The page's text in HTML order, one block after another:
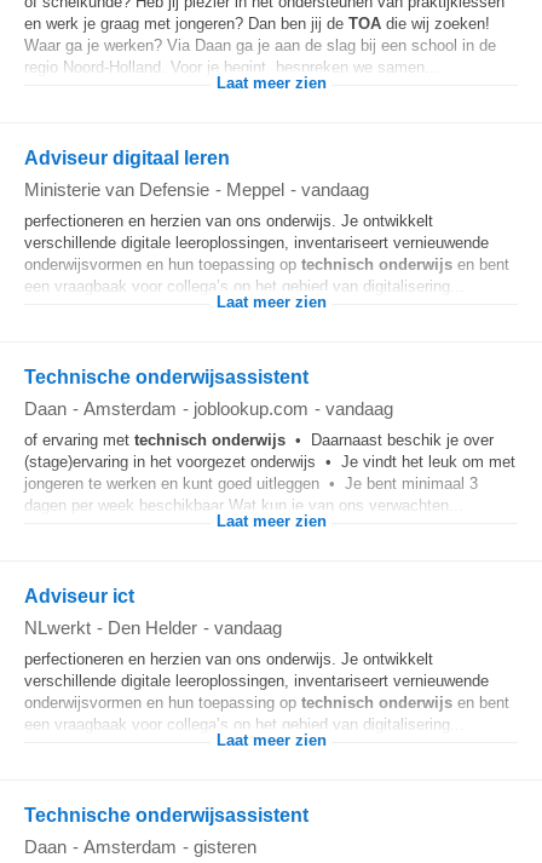
en werk je graag met jongeren? Dan ben jij de TOA die wij zoeken!
Waar ga je werken? Via Daan ga je aan de slag bij een school in de
regio Noord-Holland. Voor je begint, bespreken we samen...
Laat meer zien
Adviseur digitaal leren
Ministerie van Defensie - Meppel - vandaag
perfectioneren en herzien van ons onderwijs. Je ontwikkelt
verschillende digitale leeroplossingen, inventariseert vernieuwende
onderwijsvormen en hun toepassing op technisch onderwijs en bent
een vraagbaak voor collega’s op het gebied van digitalisering...
Laat meer zien
Technische onderwijsassistent
Daan - Amsterdam - joblookup.com - vandaag
of ervaring met technisch onderwijs • Daarnaast beschik je over
(stage)ervaring in het voorgezet onderwijs • Je vindt het leuk om met
jongeren te werken en kunt goed uitleggen • Je bent minimaal 3
dagen per week beschikbaar Wat kun je van ons verwachten...
Laat meer zien
Adviseur ict
NLwerkt - Den Helder - vandaag
perfectioneren en herzien van ons onderwijs. Je ontwikkelt
verschillende digitale leeroplossingen, inventariseert vernieuwende
onderwijsvormen en hun toepassing op technisch onderwijs en bent
een vraagbaak voor collega’s op het gebied van digitalisering...
Laat meer zien
Technische onderwijsassistent
Daan - Amsterdam - gisteren